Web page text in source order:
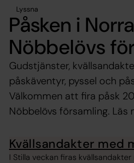
Lyssna
Påsken i Norra
Nöbbelövs
Gudstjänster,
påskäventyr, pyssel och
Välkommen att fira påsk
Nöbbelövs församling. Läs
Kvällsandakter med
I Stilla veckan firas